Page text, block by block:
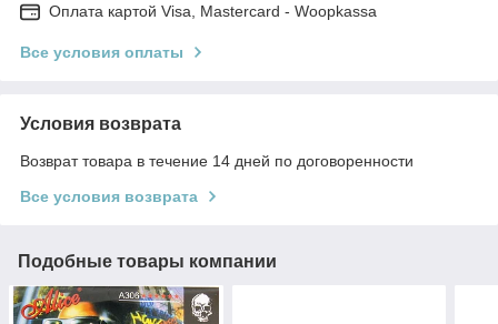
Оплата картой Visa, Mastercard - Woopkassa
Все условия оплаты
Условия возврата
Возврат товара в течение 14 дней по договоренности
Все условия возврата
Подобные товары компании